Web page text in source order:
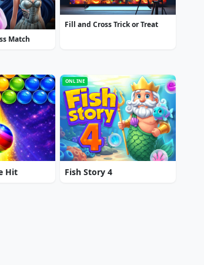
Match
Fill and Cross Trick or Treat
Hit
ONLINE
Fish Story 4